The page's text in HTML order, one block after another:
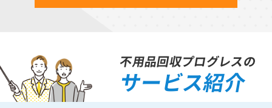
不用品回収プログレスの
サービス紹介